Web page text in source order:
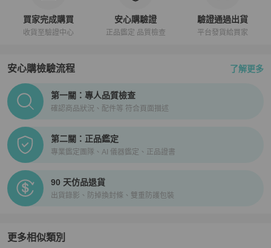
買家完成購買
收貨至驗證中心
安心購驗證
正品鑑定 品質檢查
驗證通過出貨
平台發貨給買家
安心購檢驗流程 了解更多
PopChill拍拍圈正品驗證、安心購檢驗流程介紹
第一關：專人品質檢查
確認商品狀況、配件等 符合頁面描述
第二關：正品鑑定
專業鑑定團隊、AI 儀器鑑定、正品證書
90 天仿品退貨
出貨錄影、防掉換封條、雙重防護包裝
更多相似類別